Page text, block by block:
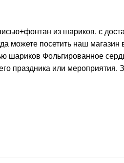
из шариков. с
можете посетить наш
Фольгированное
праздника или мероприятия.